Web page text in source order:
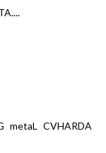
metaL CVHARDA